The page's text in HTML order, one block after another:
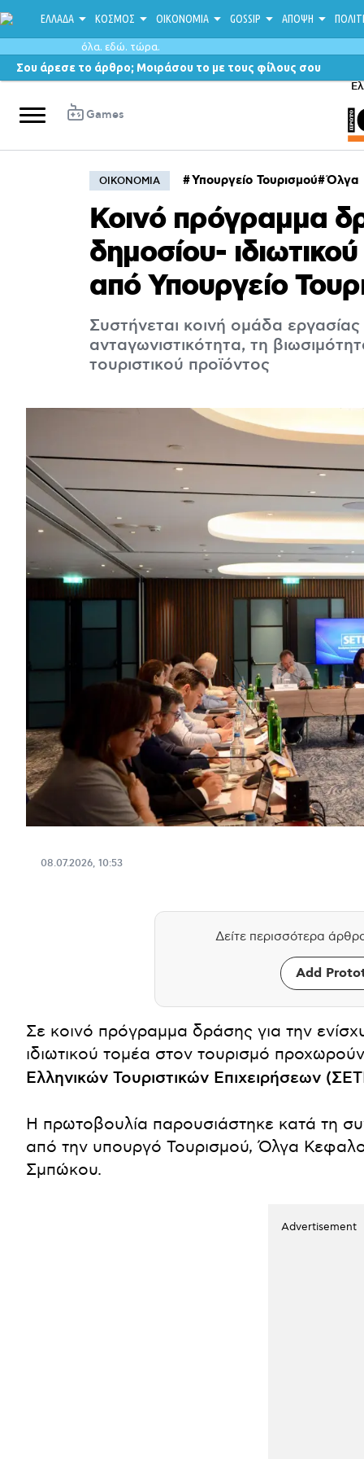
ΕΛΛΑΔΑ ΚΟΣΜΟΣ ΟΙΚΟΝΟΜΙΑ GOSSIP ΑΠΟΨΗ
όλα. εδώ. τώρα.
Σου άρεσε το άρθρο; Μοιράσου το με τους φίλους σου